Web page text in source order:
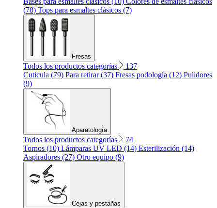
(78) Tops para esmaltes clásicos (7)
Fresas
Todos los productos categorías
137
Cuticula (79) Para retirar (37) Fresas podología (12) Pulidores
(9)
Aparatología
Todos los productos categorías
74
Tornos (10) Lámparas UV LED (14) Esterilización (14)
Aspiradores (27) Otro equipo (9)
Cejas y pestañas